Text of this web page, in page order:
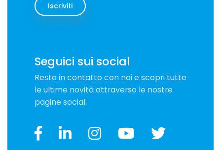
Iscriviti
Seguici sui social
Resta in contatto con noi e scopri tutte
le ultime novità attraverso le nostre
pagine social.